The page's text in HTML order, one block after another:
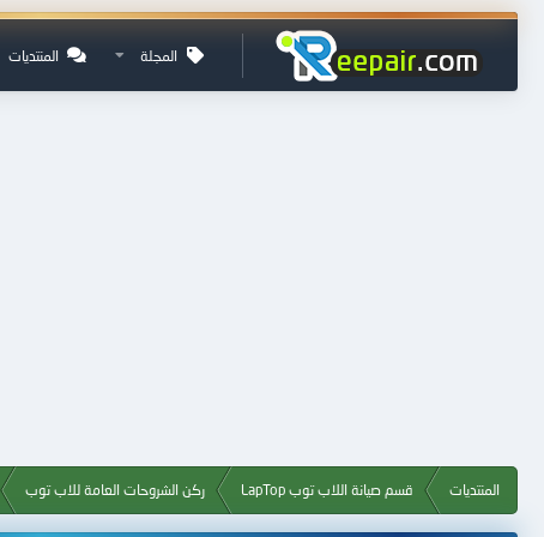
المجلة المنتديات
المنتديات قسم صيانة اللاب توب LapTop ركن الشروحات العامة للاب توب